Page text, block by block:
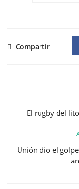
Compartir
El rugby del
Unión dio el